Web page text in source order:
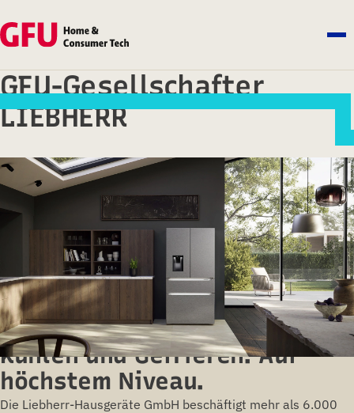
GFU-Gesellschafter
LIEBHERR
Liebherr-Hausgeräte GmbH
Kühlen und Gefrieren. Auf
höchstem Niveau.
Die Liebherr-Hausgeräte GmbH beschäftigt mehr als 6.000